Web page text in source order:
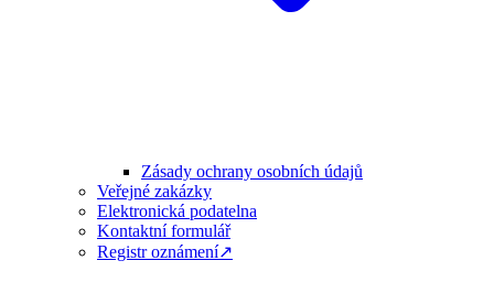
Zásady ochrany osobních údajů
Veřejné zakázky
Elektronická podatelna
Kontaktní formulář
Registr oznámení↗